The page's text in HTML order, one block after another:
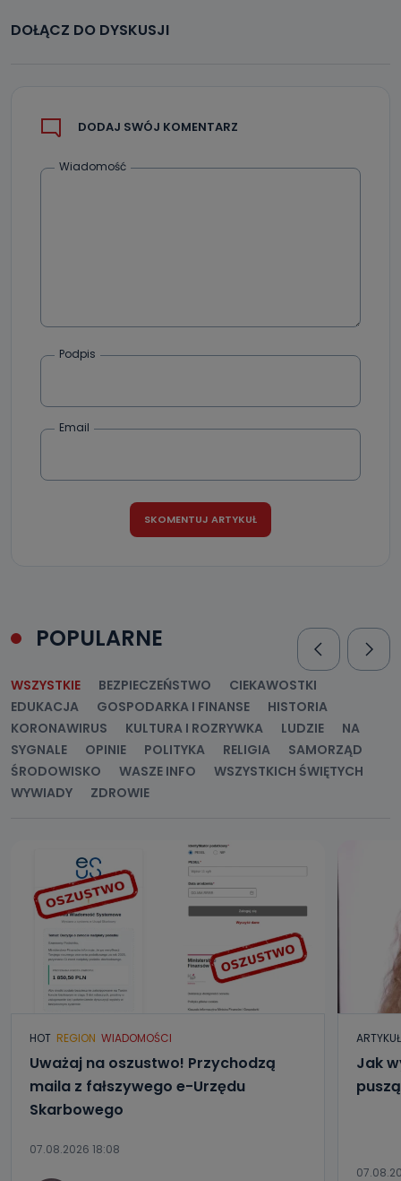
DOŁĄCZ DO DYSKUSJI
DODAJ SWÓJ KOMENTARZ
Wiadomość
Podpis
Email
POPULARNE
WSZYSTKIE BEZPIECZEŃSTWO
CIEKAWOSTKI
EDUKACJA
GOSPODARKA I FINANSE
HISTORIA
KORONAWIRUS
KULTURA I ROZRYWKA LUDZIE
NA
SYGNALE
OPINIE POLITYKA RELIGIA
SAMORZĄD
ŚRODOWISKO
WASZE INFO
WSZYSTKICH ŚWIĘTYCH
WYWIADY
ZDROWIE
HOT REGION WIADOMOŚCI
Uważaj na oszustwo! Przychodzą
maila z fałszywego e-Urzędu
Skarbowego
07.08.2026 18:08
Jak